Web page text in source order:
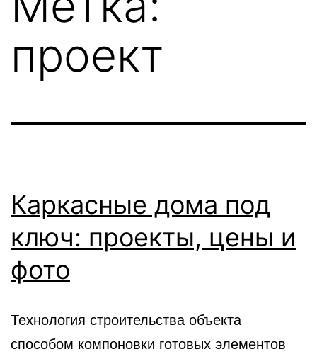
проект
Каркасные дома под
ключ: проекты, цены и
фото
Технология строительства объекта
способом компоновки готовых элементов